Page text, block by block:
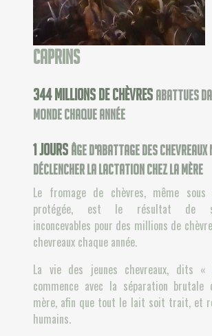
Caprins
502millions de chèvres abattues
monde chaque année
2joursâge d'abattage des chevreaux
déclencher la lactation chez la mère
Le fromage de chèvres, même sous
protégée, est le résultat de
inconcevables pour des millions de
chevreaux chaque année.
La vie des jeunes chevreaux, dits
commence avec la séparation brutale
mère, afin que tout le lait soit trait, et
humains.